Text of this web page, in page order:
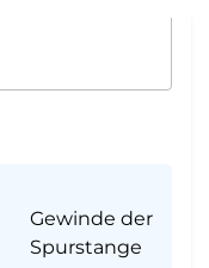
Gewinde der
Spurstange